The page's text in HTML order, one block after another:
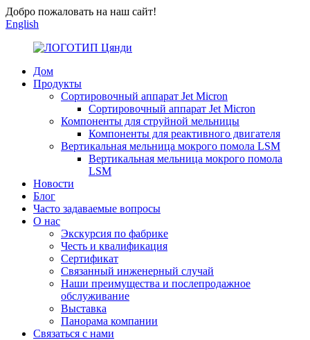
Добро пожаловать на наш сайт!
English
Дом
Продукты
Сортировочный аппарат Jet Micron
Сортировочный аппарат Jet Micron
Компоненты для струйной мельницы
Компоненты для реактивного двигателя
Вертикальная мельница мокрого помола LSM
Вертикальная мельница мокрого помола
LSM
Новости
Блог
Часто задаваемые вопросы
О нас
Экскурсия по фабрике
Честь и квалификация
Сертификат
Связанный инженерный случай
Наши преимущества и послепродажное
обслуживание
Выставка
Панорама компании
Связаться с нами